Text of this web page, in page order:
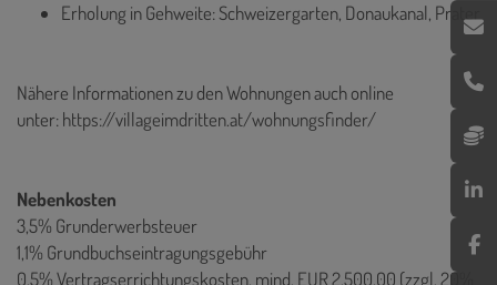
Erholung in Gehweite: Schweizergarten, Donaukanal, Prater
Nähere Informationen zu den Wohnungen auch online
unter:https://villageimdritten.at/wohnungsfinder/
Nebenkosten
3,5% Grunderwerbsteuer
1,1% Grundbuchseintragungsgebühr
0,5% Vertragserrichtungskosten, mind. EUR 2.500,00 (zzgl. 20%